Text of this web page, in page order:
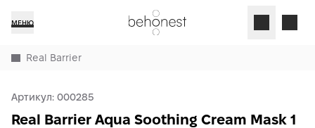
МЕНЮ
Real Barrier
Артикул: 000285
Real Barrier Aqua Soothing Cream Mask 1